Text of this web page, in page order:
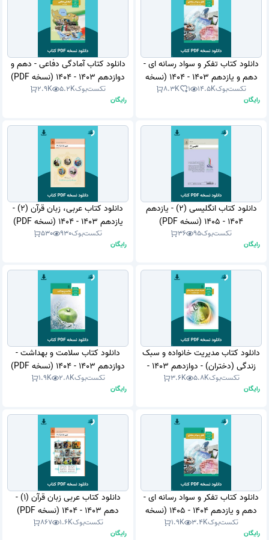
دانلود کتاب تفکر و سواد رسانه ای -
دهم و یازدهم 1403 - 1404 (نسخه
PDF) تکست‌بوک14.5K
1
8.3K
رایگان
دانلود کتاب آمادگی دفاعی - دهم و
دوازدهم 1403 - 1404 (نسخه PDF)
تکست‌بوک5.2K
2.9K
رایگان
دانلود کتاب انگلیسی (2) - یازدهم
1404 - 1405 (نسخه PDF)
تکست‌بوک95
36
رایگان
دانلود کتاب عربی، زبان قرآن (2) -
یازدهم 1403 - 1404 (نسخه PDF)
تکست‌بوک930
530
رایگان
دانلود کتاب مدیریت خانواده و سبک
زندگی (دختران) - دوازدهم 1403 -
1404 (نسخه PDF)
تکست‌بوک5.8K
3.6K
رایگان
دانلود کتاب سلامت و بهداشت -
دوازدهم 1403 - 1404 (نسخه PDF)
تکست‌بوک2.8K
1.9K
رایگان
دانلود کتاب تفکر و سواد رسانه ای -
دهم و یازدهم 1404 - 1405 (نسخه
PDF)تکست‌بوک3.4K
1.9K
رایگان
دانلود کتاب عربی زبان قرآن (1) -
دهم 1403 - 1404 (نسخه PDF)
تکست‌بوک1.6K
867
رایگان